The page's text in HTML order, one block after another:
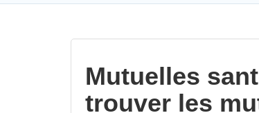
Mutuelles
trouver les